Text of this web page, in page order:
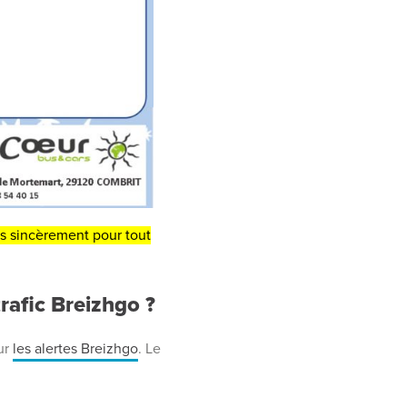
sincèrement pour tout
Breizhgo ?
les alertes Breizhgo. Le